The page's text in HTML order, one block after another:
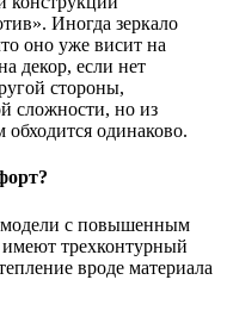
Иногда зеркало
оно уже висит на
декор, если нет
стороны,
сложности, но из
одинаково.
модели с повышенным
трехконтурный
вроде материала